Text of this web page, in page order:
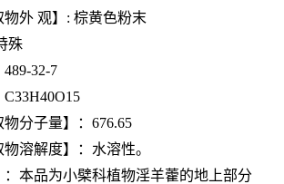
物外 观】: 棕黄色粉末
殊
489-32-7
C33H40O15
物分子量】：676.65
物溶解度】：水溶性。
：本品为小檗科植物淫羊藿的地上部分